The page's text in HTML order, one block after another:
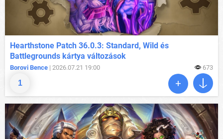
1
Hearthstone Patch 36.0.3: Standard, Wild és
Battlegrounds kártya változások
Borovi Bence | 2026.07.21 19:00 673